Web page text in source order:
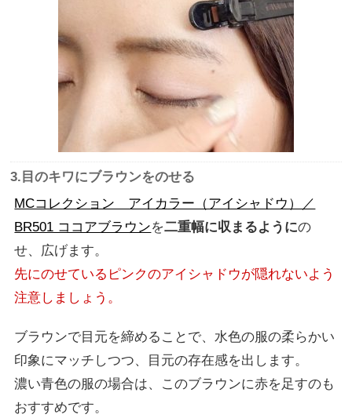
3.目のキワにブラウンをのせる
MCコレクション アイカラー（アイシャドウ）／
BR501 ココアブラウンを二重幅に収まるようにの
せ、広げます。
先にのせているピンクのアイシャドウが隠れないよう
注意しましょう。
ブラウンで目元を締めることで、水色の服の柔らかい
印象にマッチしつつ、目元の存在感を出します。
濃い青色の服の場合は、このブラウンに赤を足すのも
おすすめです。